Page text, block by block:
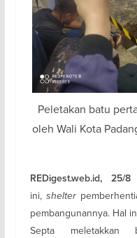
Peletakan batu
oleh Wali Kota
REDigest.web.id, 25/
ini, shelter
pembangunannya. Hal
Septa meletakkan